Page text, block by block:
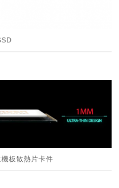
板散熱片卡件